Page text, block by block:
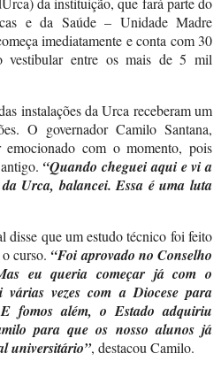
e da Saúde – Unidade Madre
imediatamente e conta com 30
vestibular entre os mais de 5 mil
instalações da Urca receberam um
O governador Camilo Santana,
com o momento, pois
“Quando cheguei aqui e vi a
Urca, balancei. Essa é uma luta
disse que um estudo técnico foi feito
curso. “Foi aprovado no Conselho
eu queria começar já com o
várias vezes com a Diocese para
fomos além, o Estado adquiriu
para que os nosso alunos já
universitário”, destacou Camilo.